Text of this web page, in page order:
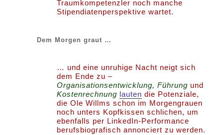
Traumkompetenzler noch manche
Stipendiatenperspektive wartet.
Dem Morgen graut …
… und eine unruhige Nacht neigt sich
dem Ende zu –
Organisationsentwicklung, Führung und
Kostenrechnung lauten die Potenziale,
die Ole Willms schon im Morgengrauen
noch unters Kopfkissen schlichen, um
ebenfalls per LinkedIn-Performance
berufsbiografisch annonciert zu werden.